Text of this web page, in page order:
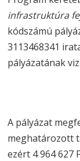
infrastruktúra
kódszámú
3113468341
pályázatának
A pályázat
meghatározott
ezért 4 964 627